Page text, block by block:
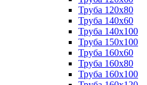
Труба 120x80
Труба 140x60
Труба 140x100
Труба 150x100
Труба 160x60
Труба 160x80
Труба 160x100